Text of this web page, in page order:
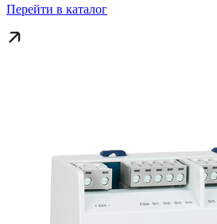
Перейти в каталог